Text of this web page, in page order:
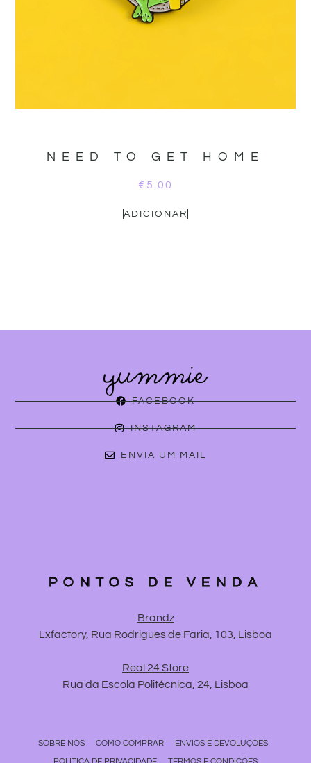
NEED TO GET HOME
€ 5.00
ADICIONAR
FACEBOOK
INSTAGRAM
ENVIA UM MAIL
PONTOS DE VENDA
Brandz
Lxfactory, Rua Rodrigues de Faria, 103, Lisboa
Real 24 Store
Rua da Escola Politécnica, 24, Lisboa
SOBRE NÓS COMO COMPRAR
ENVIOS E DEVOLUÇÕES